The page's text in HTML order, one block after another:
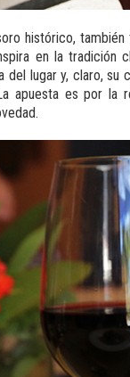
histórico,
en la tradición
lugar y, claro,
apuesta es por la